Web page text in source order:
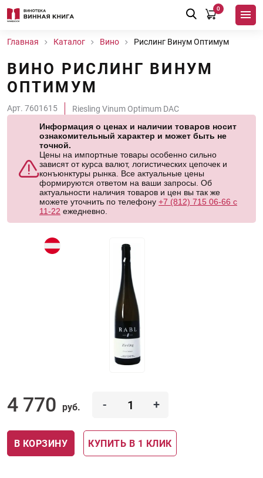
0
Главная Каталог Вино Рислинг Винум Оптимум
ВИНО РИСЛИНГ ВИНУМ
ОПТИМУМ
Арт. 7601615
Riesling Vinum Optimum DAC
Информация о ценах и наличии товаров носит
ознакомительный характер и может быть не
точной.
Цены на импортные товары особенно сильно
зависят от курса валют, логистических цепочек и
конъюнктуры рынка. Все актуальные цены
формируются ответом на ваши запросы. Об
актуальности наличия товаров и цен вы так же
можете уточнить по телефону +7 (812) 715 06-66 с
11-22 ежедневно.
4 770 руб. - +
В КОРЗИНУ КУПИТЬ В 1 КЛИК